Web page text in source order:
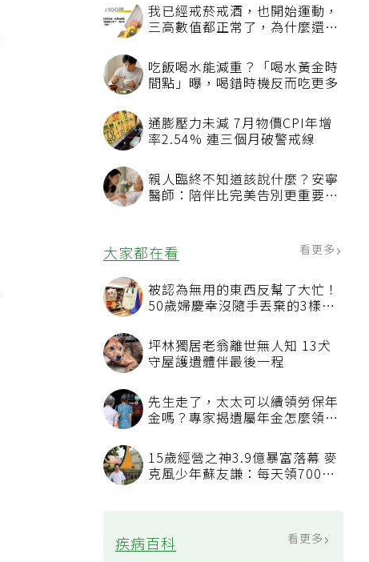
我已經戒菸戒酒，也開始運動，
三高數值都正常了，為什麼還不
吃飯喝水能減重？「喝水黃金時
間點」曝，喝錯時機反而吃更多
通膨壓力未減 7月物價CPI年增
率2.54% 連三個月破警戒線
親人臨終不知道該說什麼？安寧
醫師：陪伴比完美告別更重要，
大家都在看 看更多
被認為無用的東西反幫了大忙！
50歲婦慶幸沒隨手丟棄的3樣物
坪林獨居老翁離世無人知 13犬
守屋護遺體伴最後一程
先生走了，太太可以續領勞保年
金嗎？專家揭遺屬年金怎麼領，
15歲經營之神3.9億暴富落幕 麥
克風少年蘇友謙：每天領700元
疾病百科 看更多